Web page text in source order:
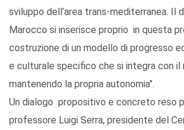
sviluppo dell’area trans-mediterranea. Il
Marocco si inserisce proprio in questa
costruzione di un modello di progresso
e culturale specifico che si integra con il
mantenendo la propria autonomia".
Un dialogo propositivo e concreto reso
professore Luigi Serra, presidente del